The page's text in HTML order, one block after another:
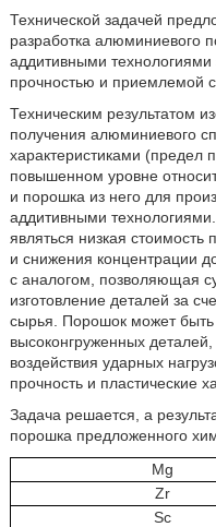
Технической задачей
разработка алюминиевого
аддитивными технологиями
прочностью и приемлемой
Техническим результатом
получения алюминиевого
характеристиками
повышенном уровне
и порошка из него для
аддитивными
являться низкая стоимость
и снижения концентрации
с аналогом, позволяющая
изготовление деталей за
сырья. Порошок может быть
высоконгруженных
воздействия ударных
прочность и пластические
Задача решается, а
порошка предложенного
Mg
Zr
Sc